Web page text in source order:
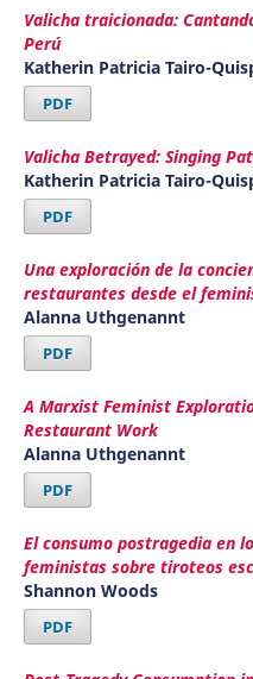
Valicha traicionada:
Perú
Katherin Patricia Tairo-
PDF
Valicha Betrayed: Singing
Katherin Patricia Tairo-
PDF
Una exploración de la
restaurantes desde el
Alanna Uthgenannt
PDF
A Marxist Feminist
Restaurant Work
Alanna Uthgenannt
PDF
El consumo postragedia en
feministas sobre tiroteos
Shannon Woods
PDF